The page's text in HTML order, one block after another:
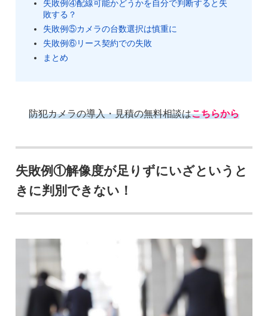
失敗例④配線可能かどうかを自分で判断すると失
敗する？
失敗例⑤カメラの台数選択は慎重に
失敗例⑥リース契約での失敗
まとめ
防犯カメラの導入・見積の無料相談はこちらから
失敗例①解像度が足りずにいざというと
きに判別できない！